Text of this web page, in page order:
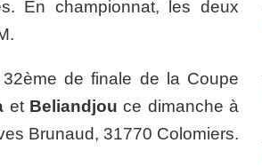
En championnat, les deux
de finale de la Coupe
et Beliandjou ce dimanche à
Brunaud, 31770 Colomiers.